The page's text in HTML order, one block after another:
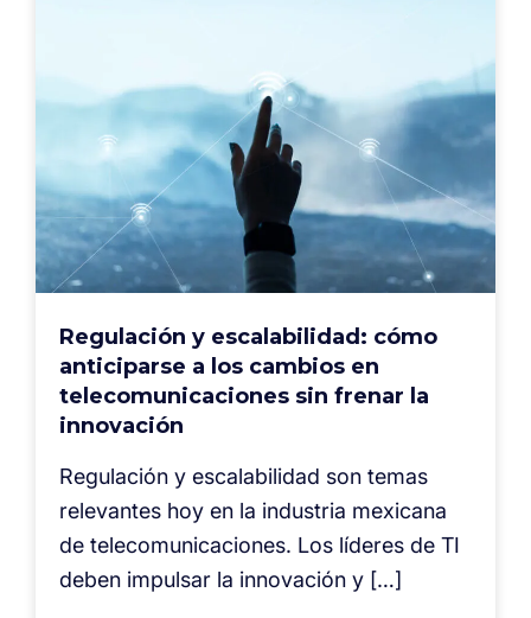
Regulación y escalabilidad: cómo
anticiparse a los cambios en
telecomunicaciones sin frenar la
innovación
Regulación y escalabilidad son temas
relevantes hoy en la industria mexicana
de telecomunicaciones. Los líderes de TI
deben impulsar la innovación y […]